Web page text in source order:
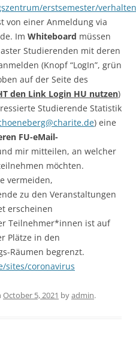
erstsemester/
von einer Anmeldung via
Im Whiteboard müssen
Studierenden mit deren
(Knopf “LogIn”, grün
auf der Seite des
den Link Login HU nutzen)
Studierende Statistik
) eine
FU-eMail-
mir mitteilen, an welcher
möchten.
vermeiden,
zu den Veranstaltungen
erscheinen
Teilnehmer*innen ist auf
Plätze in den
Räumen begrenzt.
sites/coronavirus
October 5, 2021 byadmin.